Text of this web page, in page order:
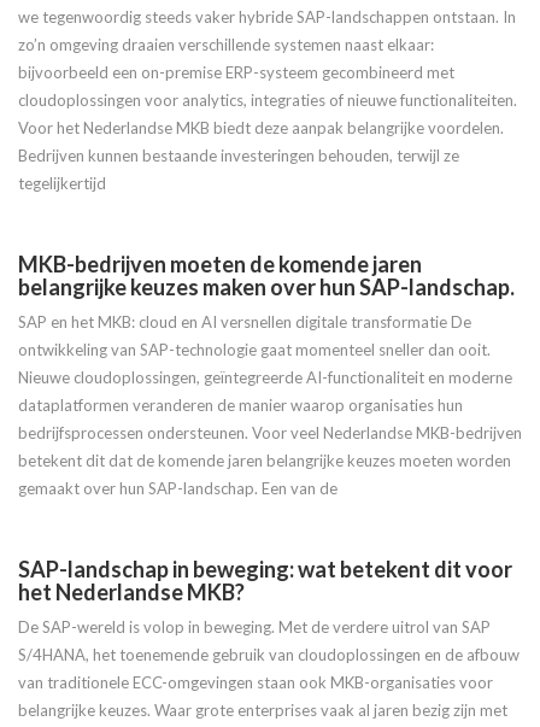
we tegenwoordig steeds vaker hybride SAP-landschappen ontstaan. In
zo’n omgeving draaien verschillende systemen naast elkaar:
bijvoorbeeld een on-premise ERP-systeem gecombineerd met
cloudoplossingen voor analytics, integraties of nieuwe functionaliteiten.
Voor het Nederlandse MKB biedt deze aanpak belangrijke voordelen.
Bedrijven kunnen bestaande investeringen behouden, terwijl ze
tegelijkertijd
MKB-bedrijven moeten de komende jaren
belangrijke keuzes maken over hun SAP-landschap.
SAP en het MKB: cloud en AI versnellen digitale transformatie De
ontwikkeling van SAP-technologie gaat momenteel sneller dan ooit.
Nieuwe cloudoplossingen, geïntegreerde AI-functionaliteit en moderne
dataplatformen veranderen de manier waarop organisaties hun
bedrijfsprocessen ondersteunen. Voor veel Nederlandse MKB-bedrijven
betekent dit dat de komende jaren belangrijke keuzes moeten worden
gemaakt over hun SAP-landschap. Een van de
SAP-landschap in beweging: wat betekent dit voor
het Nederlandse MKB?
De SAP-wereld is volop in beweging. Met de verdere uitrol van SAP
S/4HANA, het toenemende gebruik van cloudoplossingen en de afbouw
van traditionele ECC-omgevingen staan ook MKB-organisaties voor
belangrijke keuzes. Waar grote enterprises vaak al jaren bezig zijn met